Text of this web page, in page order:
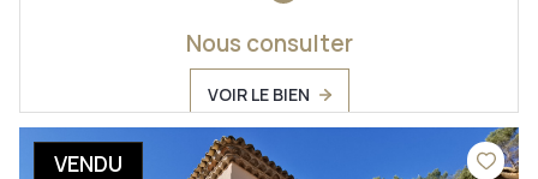
Nous consulter
VOIR LE BIEN
VENDU